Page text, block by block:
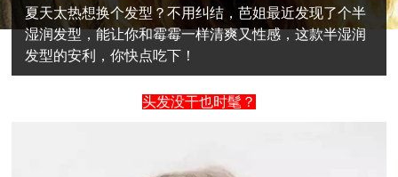
夏天太热想换个发型？不用纠结，芭姐最近发现了个半
湿润发型，能让你和霉霉一样清爽又性感，这款半湿润
发型的安利，你快点吃下！
头发没干也时髦？